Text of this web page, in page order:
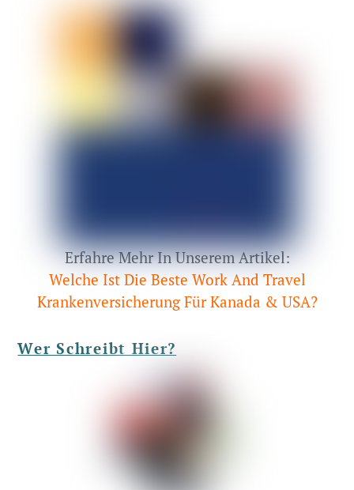
Erfahre Mehr In Unserem Artikel:
Welche Ist Die Beste Work And Travel
Krankenversicherung Für Kanada & USA?
Wer Schreibt Hier?